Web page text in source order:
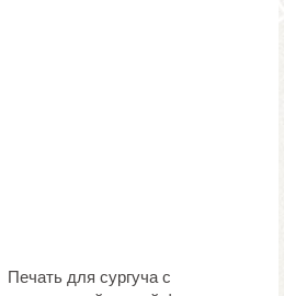
Печать для сургуча с